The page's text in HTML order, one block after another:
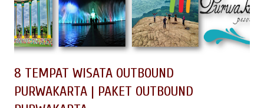
8 TEMPAT WISATA OUTBOUND
PURWAKARTA | PAKET OUTBOUND